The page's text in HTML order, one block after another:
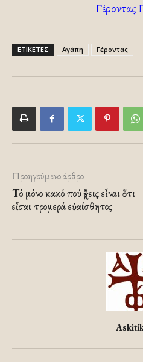
Γέροντας
ΕΤΙΚΕΤΕΣ Αγάπη Γέροντας
Προηγούμενο άρθρο
Τό μόνο κακό πού ἔχεις εἶναι ὅτι
εἶσαι τρομερά εὐαίσθητος